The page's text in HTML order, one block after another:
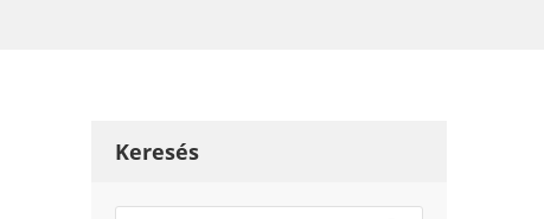
Keresés